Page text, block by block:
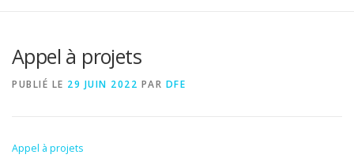
SIGNALER UNE FRAUDE
Appel à projets
PUBLIÉ LE 29 JUIN 2022 PAR DFE
Appel à projets